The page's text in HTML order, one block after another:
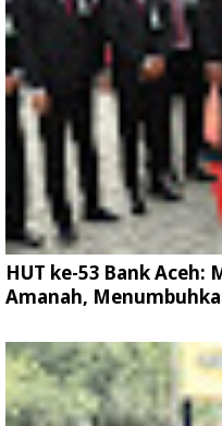
HUT ke-53 Bank
Amanah,